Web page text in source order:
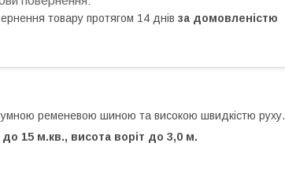
товару протягом 14 днів за домовленістю
ременевою шиною та високою швидкістю руху.
15 м.кв., висота воріт до 3,0 м.